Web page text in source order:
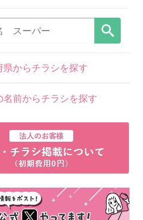
ま限定】特別ポイント付与キ
県からチラシを探す
名前からチラシを探す